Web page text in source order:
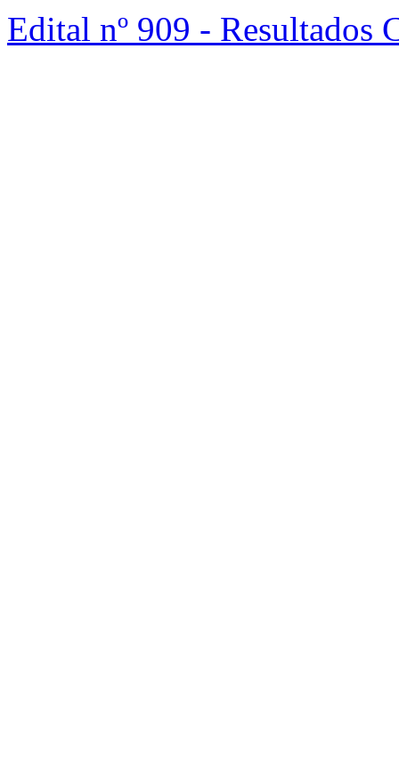
Edital nº 909 - Resultados